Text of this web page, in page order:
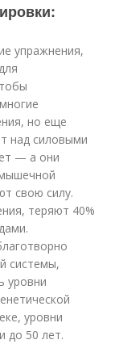
упражнения,
но еще
над силовыми
— а они
свою силу.
теряют 40%
системы,
уровни
уровни
до 50 лет.